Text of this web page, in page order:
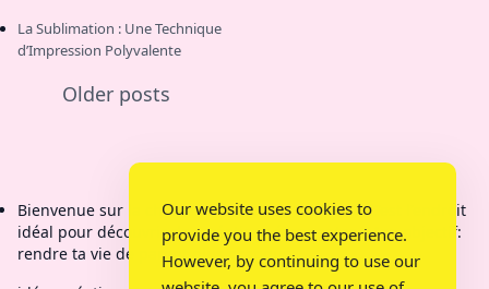
La Sublimation : Une Technique
d’Impression Polyvalente
Older posts
Bienvenue sur la chaîne de Bricolage Mamy Kit C'est l'endroit
idéal pour découvrir des créations étonnantes. Mon objectif:
rendre ta vie de parent plus pratique.
Our website uses cookies to
provide you the best experience.
However, by continuing to use our